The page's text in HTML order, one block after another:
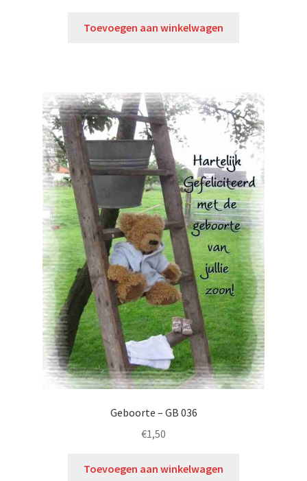
Toevoegen aan winkelwagen
Geboorte – GB 036
€1,50
Toevoegen aan winkelwagen